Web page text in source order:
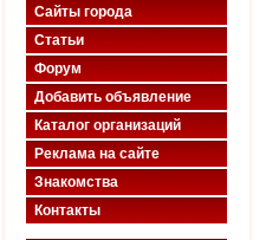
Сайты города
Статьи
Форум
Добавить объявление
Каталог организаций
Реклама на сайте
Знакомства
Контакты